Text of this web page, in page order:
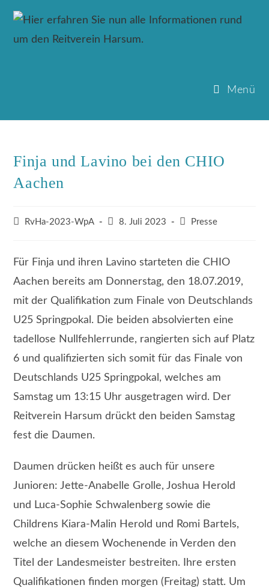
Inhalt
springen
Menü
Finja und Lavino bei den CHIO
Aachen
Beitrags-
RvHa-2023-WpA
Beitrag
8. Juli 2023
Beitrags-
Presse
Für Finja und ihren Lavino starteten die CHIO
Aachen bereits am Donnerstag, den 18.07.2019,
mit der Qualifikation zum Finale von Deutschlands
U25 Springpokal. Die beiden absolvierten eine
tadellose Nullfehlerrunde, rangierten sich auf Platz
6 und qualifizierten sich somit für das Finale von
Deutschlands U25 Springpokal, welches am
Samstag um 13:15 Uhr ausgetragen wird. Der
Reitverein Harsum drückt den beiden Samstag
fest die Daumen.
Daumen drücken heißt es auch für unsere
Junioren: Jette-Anabelle Grolle, Joshua Herold
und Luca-Sophie Schwalenberg sowie die
Childrens Kiara-Malin Herold und Romi Bartels,
welche an diesem Wochenende in Verden den
Titel der Landesmeister bestreiten. Ihre ersten
Qualifikationen finden morgen (Freitag) statt. Um